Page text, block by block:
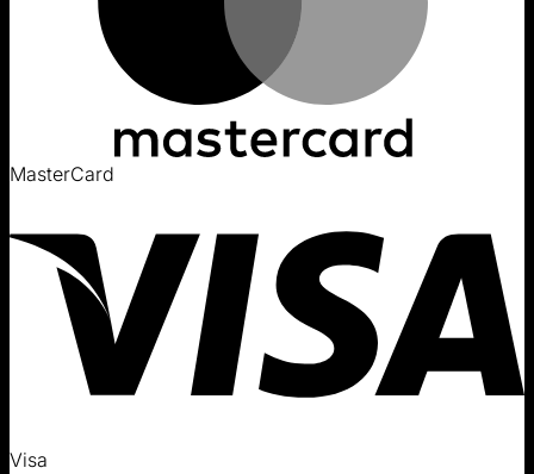
MasterCard
Visa